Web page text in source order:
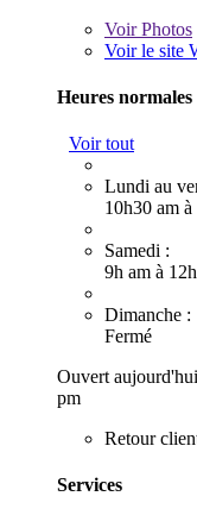
VoirPhotos
Voir le site
Heures normales
Voir tout
Lundi au
10h30 am
Samedi :
9h am à
Dimanche :
Fermé
Ouvert aujourd'hui
pm
Retour
Services